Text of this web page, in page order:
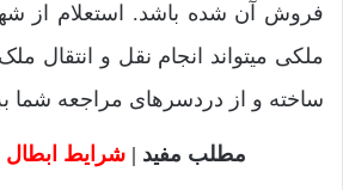
فروش آن شده باشد. استعلام از
ملکی میتواند انجام نقل و انتقال
ساخته و از دردسرهای مراجعه شما
مطلب مفید |شرایط ابطال